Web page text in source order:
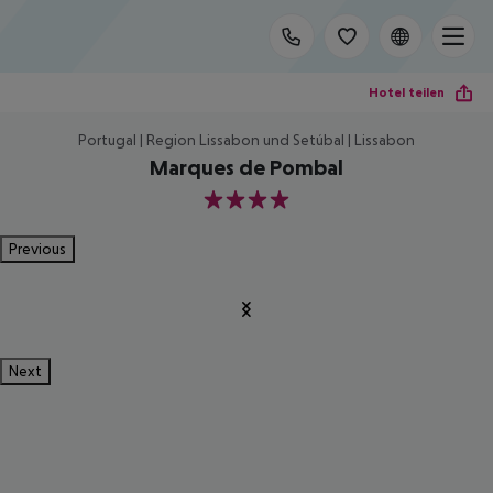
Hotel teilen
Portugal | Region Lissabon und Setúbal | Lissabon
Marques de Pombal
4
Previous
Next